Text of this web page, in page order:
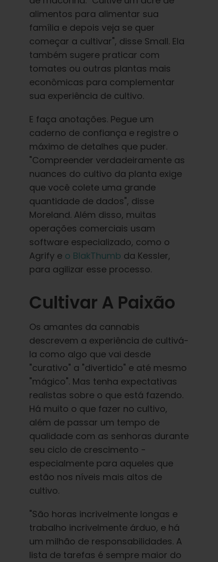
alimentos para alimentar sua
família e depois veja se quer
começar a cultivar", disse Small. Ela
também sugere praticar com
tomates ou outras plantas mais
econômicas para complementar
sua experiência de cultivo.
E faça anotações. Pegue um
caderno de confiança e registre o
máximo de detalhes que puder.
"Compreender verdadeiramente as
nuances do cultivo da planta exige
que você colete uma grande
quantidade de dados", disse
Moreland. Além disso, muitas
operações comerciais usam
software especializado, como o
Agrify e o BlakThumb da Kessler,
para agilizar esse processo.
Cultivar A Paixão
Os amantes da cannabis
descrevem a experiência de cultivá-
la como algo que vai desde
"curativo" a "divertido" e até mesmo
"mágico". Mas tenha expectativas
realistas sobre o que está fazendo.
Há muito o que fazer no cultivo,
além de passar um tempo de
qualidade com as senhoras durante
seu ciclo de crescimento -
especialmente para aqueles que
estão nos níveis mais altos de
cultivo.
"São horas incrivelmente longas e
trabalho incrivelmente árduo, e há
um milhão de responsabilidades. A
lista de tarefas é sempre maior do